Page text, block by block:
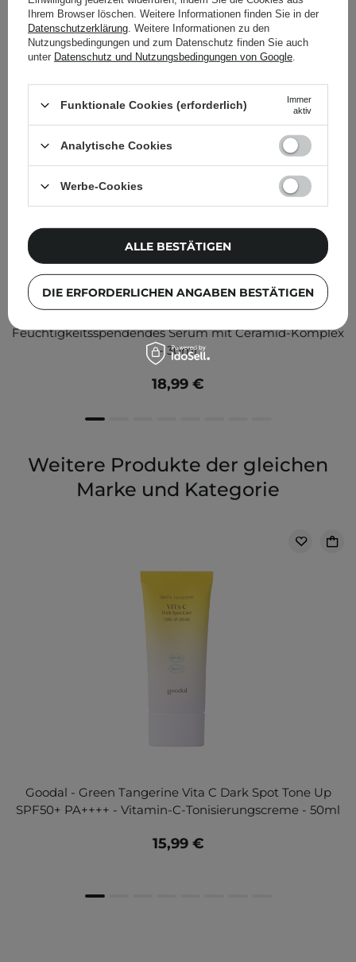
anderen Kunden geprüft
Feuchtigkeitsspendendes Serum mit Ceramid-Komplex
- 30ml
18,99 €
Weitere Produkte der gleichen
Marke und Kategorie
Goodal - Green Tangerine Vita C Dark Spot Tone Up
SPF50+ PA++++ - Vitamin-C-Tonisierungscreme - 50ml
15,99 €
Ihrem Browser löschen. Weitere Informationen finden Sie in der
Datenschutzerklärung . Weitere Informationen zu den
Nutzungsbedingungen und zum Datenschutz finden Sie auch
unter Datenschutz und Nutzungsbedingungen von Google
Funktionale Cookies (erforderlich)
Immer
aktiv
Analytische Cookies
Werbe-Cookies
DIE ERFORDERLICHEN ANGABEN BESTÄTIGEN
ALLE BESTÄTIGEN